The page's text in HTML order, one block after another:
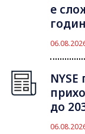
е
до